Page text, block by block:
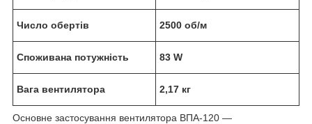
Число обертів 2500 об/м
Споживана потужність 83 W
Вага вентилятора 2,17 кг
Основне застосування вентилятора ВПА-120 —